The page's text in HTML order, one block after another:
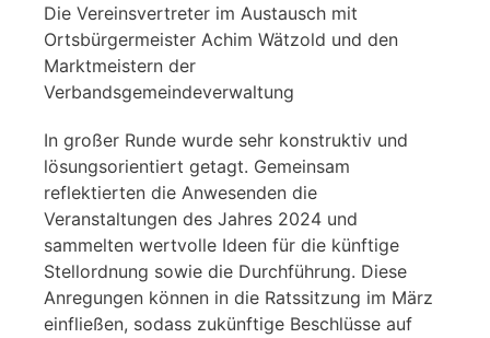
Die Vereinsvertreter im Austausch mit
Ortsbürgermeister Achim Wätzold und den
Marktmeistern der
Verbandsgemeindeverwaltung
In großer Runde wurde sehr konstruktiv und
lösungsorientiert getagt. Gemeinsam
reflektierten die Anwesenden die
Veranstaltungen des Jahres 2024 und
sammelten wertvolle Ideen für die künftige
Stellordnung sowie die Durchführung. Diese
Anregungen können in die Ratssitzung im März
einfließen, sodass zukünftige Beschlüsse auf